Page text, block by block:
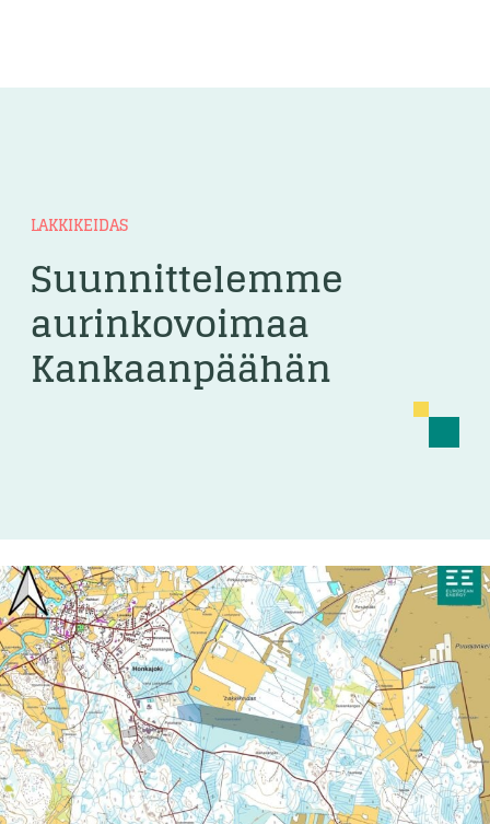
LAKKIKEIDAS
Suunnittelemme
aurinkovoimaa
Kankaanpäähän